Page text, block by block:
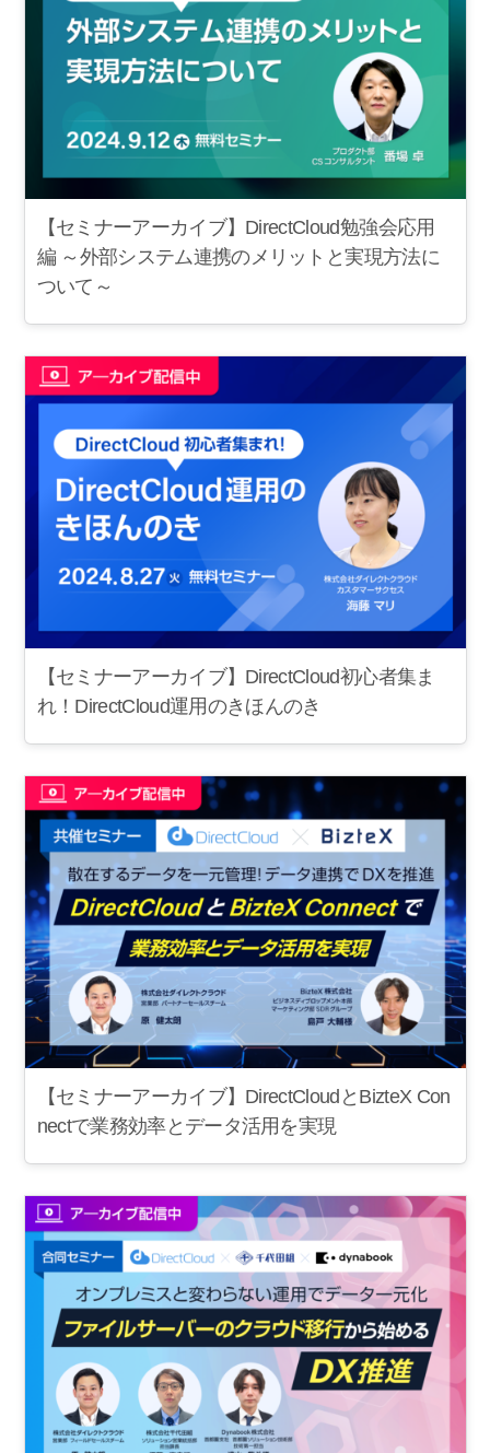
【セミナーアーカイブ】DirectCloud勉強会応用
編 ～外部システム連携のメリットと実現方法に
ついて～
【セミナーアーカイブ】DirectCloud初心者集ま
れ！DirectCloud運用のきほんのき
【セミナーアーカイブ】DirectCloudとBizteX Con
nectで業務効率とデータ活用を実現